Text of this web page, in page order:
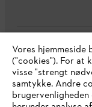
Virksomheden
STIHL FAQ
Vores
("cookies"). For at
visse "strengt
samtykke. Andre